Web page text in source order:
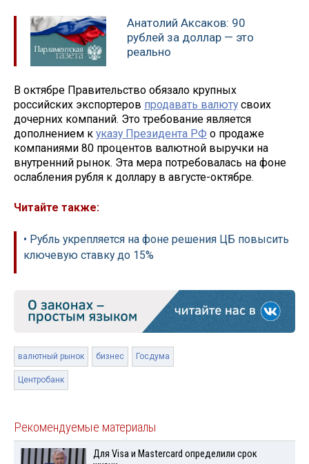
Анатолий Аксаков: 90
рублей за доллар — это
реально
В октябре Правительство обязало крупных
российских экспортеров продавать валюту своих
дочерних компаний. Это требование является
дополнением к указу Президента РФ о продаже
компаниями 80 процентов валютной выручки на
внутренний рынок. Эта мера потребовалась на фоне
ослабления рубля к доллару в августе-октябре.
Читайте также:
• Рубль укрепляется на фоне решения ЦБ повысить
ключевую ставку до 15%
валютный рынок бизнес Госдума
Центробанк
Рекомендуемые материалы
Для Visа и Mastercard определили срок